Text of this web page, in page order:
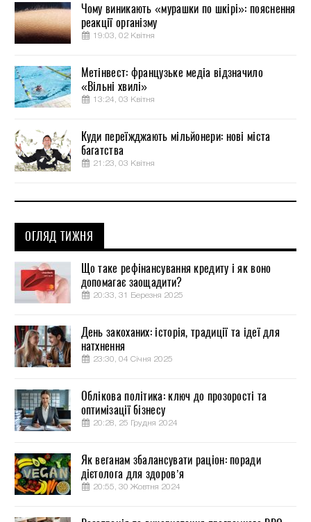
Чому виникають «мурашки по шкірі»: пояснення
реакції організму
19:03, 02 Квітня
Метінвест: французьке медіа відзначило
«Вільні хвилі»
13:24, 03 Квітня
Куди переїжджають мільйонери: нові міста
багатства
21:23, 03 Квітня
ОГЛЯД ТИЖНЯ
Що таке рефінансування кредиту і як воно
допомагає заощадити?
20:33, 31 Березня 2025
День закоханих: історія, традиції та ідеї для
натхнення
23:30, 04 Січня 2025
Облікова політика: ключ до прозорості та
оптимізації бізнесу
20:28, 25 Грудня 2024
Як веганам збалансувати раціон: поради
дієтолога для здоров’я
20:55, 30 Жовтня 2024